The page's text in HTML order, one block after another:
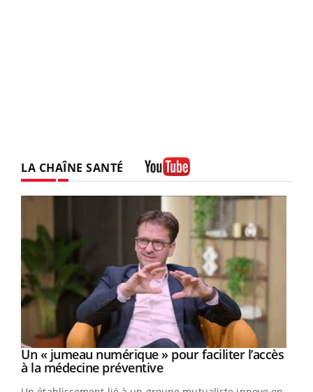
LA CHAÎNE SANTÉ
Youtube
Un « jumeau numérique » pour faciliter l’accès
à la médecine préventiveYoutube